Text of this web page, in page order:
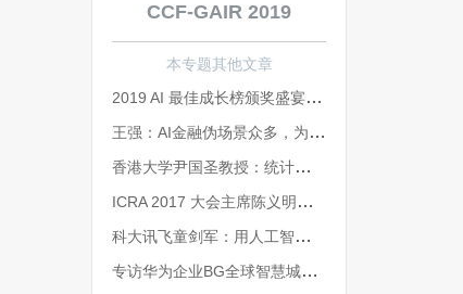
CCF-GAIR 2019
本专题其他文章
2019 AI 最佳成长榜颁奖盛宴：13热门领域，52家获奖企业，见证AI新十年
王强：AI金融伪场景众多，为何应重仓三维视觉与开放金融平台？ | CCF-GAIR 2019
香港大学尹国圣教授：统计学家眼中的医学AI丨CCF-GAIR 2019
ICRA 2017 大会主席陈义明教授专访：论道机器人、AI 与工业之渊源 | CCF-GAIR 2019
科大讯飞童剑军：用人工智能建设美好城市 | CCF-GAIR 2019
专访华为企业BG全球智慧城市业务部总裁郑志彬：建设古罗马式智慧城市 | CCF-GAIR 2019